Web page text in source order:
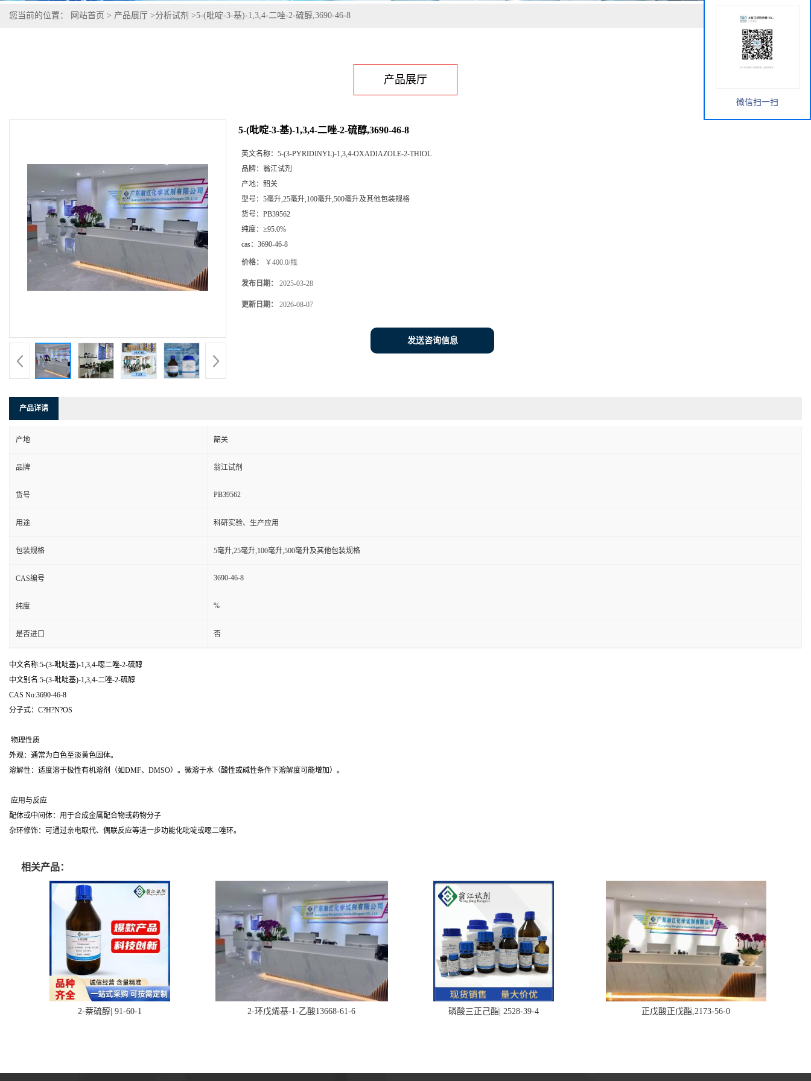
您当前的位置： 网站首页 > 产品展厅 >分析试剂 >5-(吡啶-3-基)-1,3,4-二唑-2-硫醇,3690-46-8
产品展厅
5-(吡啶-3-基)-1,3,4-二唑-2-硫醇,3690-46-8
英文名称： 5-(3-PYRIDINYL)-1,3,4-OXADIAZOLE-2-THIOL
品牌： 翁江试剂
产地： 韶关
型号： 5毫升,25毫升,100毫升,500毫升及其他包装规格
货号： PB39562
纯度： ≥95.0%
cas： 3690-46-8
价格： ￥400.0/瓶
发布日期： 2025-03-28
更新日期： 2026-08-07
发送咨询信息
产品详请
产地 韶关
品牌 翁江试剂
货号 PB39562
用途 科研实验、生产应用
包装规格 5毫升,25毫升,100毫升,500毫升及其他包装规格
CAS编号 3690-46-8
纯度 %
是否进口 否
中文名称:5-(3-吡啶基)-1,3,4-噁二唑-2-硫醇
中文别名:5-(3-吡啶基)-1,3,4-二唑-2-硫醇
CAS No:3690-46-8
分子式：C?H?N?OS
物理性质
外观：通常为白色至淡黄色固体。
溶解性：适度溶于极性有机溶剂（如DMF、DMSO）。微溶于水（酸性或碱性条件下溶解度可能增加）。
应用与反应
配体或中间体：用于合成金属配合物或药物分子
杂环修饰：可通过亲电取代、偶联反应等进一步功能化吡啶或噁二唑环。
相关产品：
2-萘硫醇| 91-60-1 2-环戊烯基-1-乙酸13668-61-6 磷酸三正己酯| 2528-39-4 正戊酸正戊酯,2173-56-0
微信扫一扫